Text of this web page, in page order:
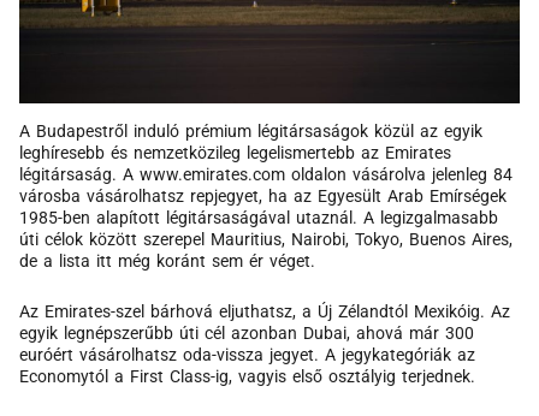
A Budapestről induló prémium légitársaságok közül az egyik
leghíresebb és nemzetközileg legelismertebb az Emirates
légitársaság. A www.emirates.com oldalon vásárolva jelenleg 84
városba vásárolhatsz repjegyet, ha az Egyesült Arab Emírségek
1985-ben alapított légitársaságával utaznál. A legizgalmasabb
úti célok között szerepel Mauritius, Nairobi, Tokyo, Buenos Aires,
de a lista itt még koránt sem ér véget.
Az Emirates-szel bárhová eljuthatsz, a Új Zélandtól Mexikóig. Az
egyik legnépszerűbb úti cél azonban Dubai, ahová már 300
euróért vásárolhatsz oda-vissza jegyet. A jegykategóriák az
Economytól a First Class-ig, vagyis első osztályig terjednek.